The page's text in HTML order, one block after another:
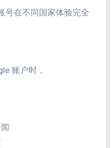
号在不同国家体验完全
账户时，